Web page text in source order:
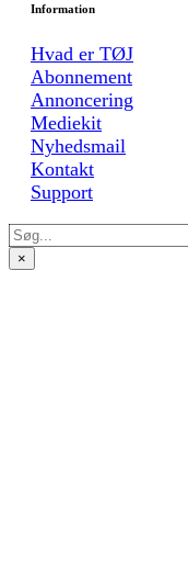
Information
Hvad er TØJ
Abonnement
Annoncering
Mediekit
Nyhedsmail
Kontakt
Support
×